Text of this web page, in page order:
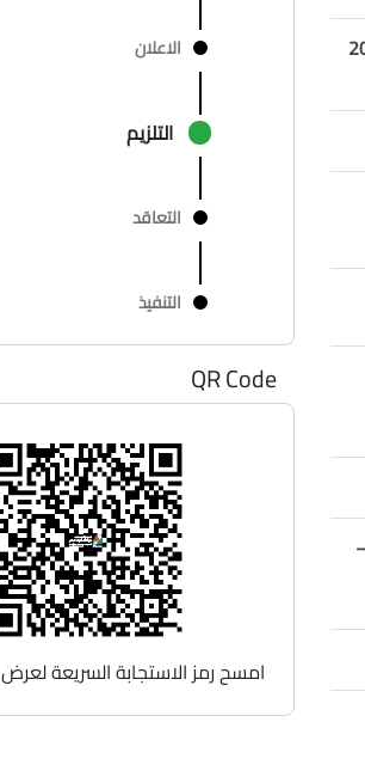
لعام 2026
الاعلان
التلزيم
التعاقد
التنفيذ
QR Code
امسح رمز الاستجابة السريعة